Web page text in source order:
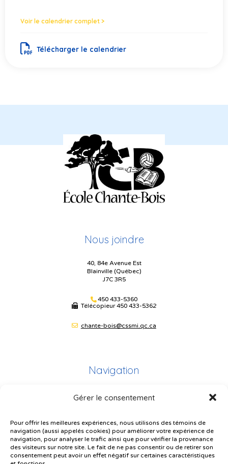
Gérer le consentement
Pour offrir les meilleures expériences, nous utilisons des témoins de
navigation (aussi appelés cookies) pour améliorer votre expérience de
navigation, pour analyser le trafic ainsi que pour vérifier la provenance
des visiteurs sur notre site. Le fait de ne pas consentir ou de retirer son
consentement peut avoir un effet négatif sur certaines caractéristiques
Voir le calendrier complet >
Télécharger le calendrier
Nous joindre
40, 84e Avenue Est
Blainville (Québec)
J7C 3R5
450 433-5360
Télécopieur450 433-5362
chante-bois@cssmi.qc.ca
Navigation
Plan du site
Plainte – service à l’élève
Politique de confidentialité